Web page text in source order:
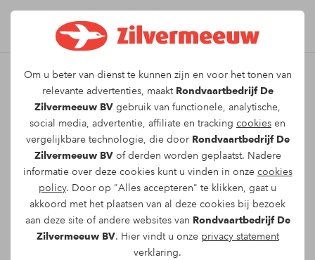
Om u beter van dienst te kunnen zijn en voor het tonen van
relevante advertenties, maakt Rondvaartbedrijf De
Zilvermeeuw BV gebruik van functionele, analytische,
social media, advertentie, affiliate en tracking cookies en
vergelijkbare technologie, die door Rondvaartbedrijf De
Zilvermeeuw BVof derden worden geplaatst. Nadere
informatie over deze cookies kunt u vinden in onze cookies
policy. Door op "Alles accepteren" te klikken, gaat u
akkoord met het plaatsen van al deze cookies bij bezoek
aan deze site of andere websites van Rondvaartbedrijf De
Zilvermeeuw BV. Hier vindt u onze privacy statement
verklaring.
Leuk dat u kiest voor dit
arrangement!
Om te reserveren voor de Twee uur durende
rondvaart
vaartocht op dinsdag 14-07-2026om
15:00vragen wij u onderstaand formulier in te
vullen.